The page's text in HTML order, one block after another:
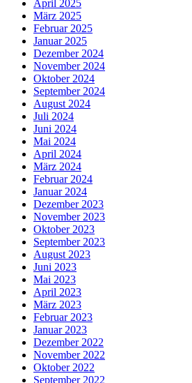
April 2025
März 2025
Februar 2025
Januar 2025
Dezember 2024
November 2024
Oktober 2024
September 2024
August 2024
Juli 2024
Juni 2024
Mai 2024
April 2024
März 2024
Februar 2024
Januar 2024
Dezember 2023
November 2023
Oktober 2023
September 2023
August 2023
Juni 2023
Mai 2023
April 2023
März 2023
Februar 2023
Januar 2023
Dezember 2022
November 2022
Oktober 2022
September 2022